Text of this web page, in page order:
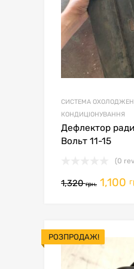
СИСТЕМА
КОНДИЦІОНУВАННЯ
Дефлектор
Вольт 11-15
(0
1,320грн. 1,100
РОЗПРОДАЖ!